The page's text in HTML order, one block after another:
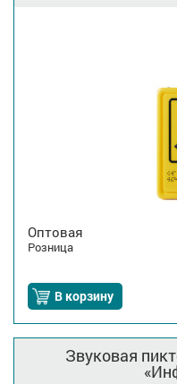
Оптовая
Розница
В корзину
Звуковая